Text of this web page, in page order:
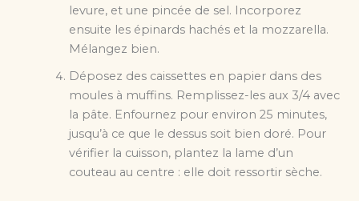
levure, et une pincée de sel. Incorporez
ensuite les épinards hachés et la mozzarella.
Mélangez bien.
Déposez des caissettes en papier dans des
moules à muffins. Remplissez-les aux 3/4 avec
la pâte. Enfournez pour environ 25 minutes,
jusqu’à ce que le dessus soit bien doré. Pour
vérifier la cuisson, plantez la lame d’un
couteau au centre : elle doit ressortir sèche.